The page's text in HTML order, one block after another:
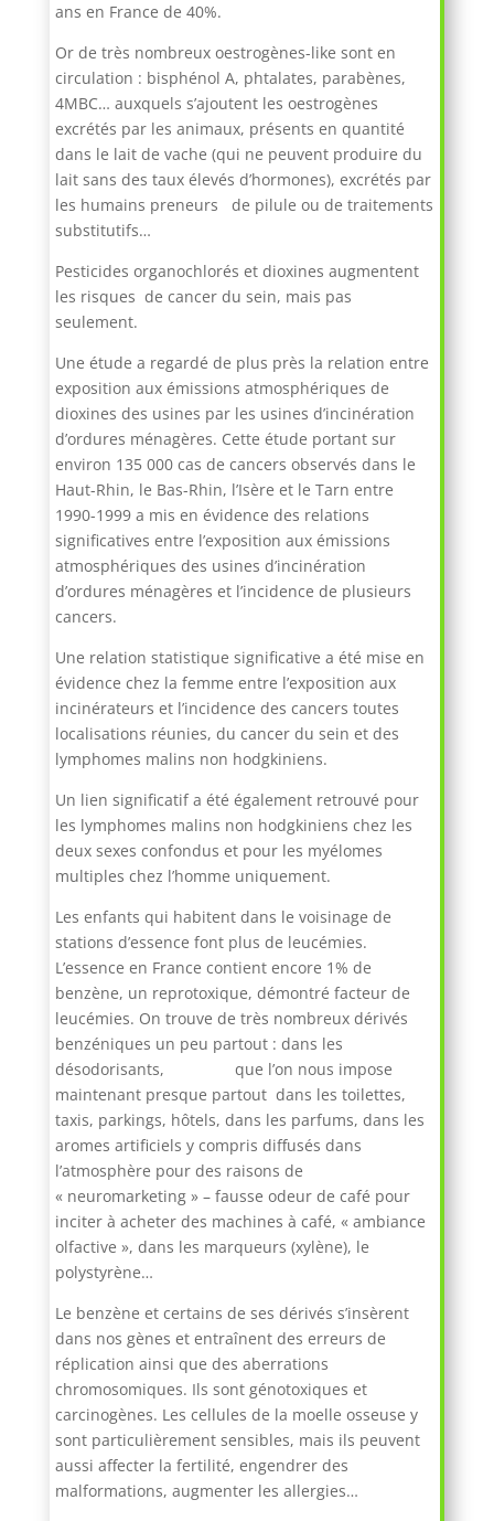
ans en France de 40%.
Or de très nombreux oestrogènes-like sont en
circulation : bisphénol A, phtalates, parabènes,
4MBC… auxquels s’ajoutent les oestrogènes
excrétés par les animaux, présents en quantité
dans le lait de vache (qui ne peuvent produire du
lait sans des taux élevés d’hormones), excrétés par
les humains preneurs de pilule ou de traitements
substitutifs…
Pesticides organochlorés et dioxines augmentent
les risques de cancer du sein, mais pas
seulement.
Une étude a regardé de plus près la relation entre
exposition aux émissions atmosphériques de
dioxines des usines par les usines d’incinération
d’ordures ménagères. Cette étude portant sur
environ 135 000 cas de cancers observés dans le
Haut-Rhin, le Bas-Rhin, l’Isère et le Tarn entre
1990-1999 a mis en évidence des relations
significatives entre l’exposition aux émissions
atmosphériques des usines d’incinération
d’ordures ménagères et l’incidence de plusieurs
cancers.
Une relation statistique significative a été mise en
évidence chez la femme entre l’exposition aux
incinérateurs et l’incidence des cancers toutes
localisations réunies, du cancer du sein et des
lymphomes malins non hodgkiniens.
Un lien significatif a été également retrouvé pour
les lymphomes malins non hodgkiniens chez les
deux sexes confondus et pour les myélomes
multiples chez l’homme uniquement.
Les enfants qui habitent dans le voisinage de
stations d’essence font plus de leucémies.
L’essence en France contient encore 1% de
benzène, un reprotoxique, démontré facteur de
leucémies. On trouve de très nombreux dérivés
benzéniques un peu partout : dans les
désodorisants, que l’on nous impose
maintenant presque partout dans les toilettes,
taxis, parkings, hôtels, dans les parfums, dans les
aromes artificiels y compris diffusés dans
l’atmosphère pour des raisons de
« neuromarketing » – fausse odeur de café pour
inciter à acheter des machines à café, « ambiance
olfactive », dans les marqueurs (xylène), le
polystyrène…
Le benzène et certains de ses dérivés s’insèrent
dans nos gènes et entraînent des erreurs de
réplication ainsi que des aberrations
chromosomiques. Ils sont génotoxiques et
carcinogènes. Les cellules de la moelle osseuse y
sont particulièrement sensibles, mais ils peuvent
aussi affecter la fertilité, engendrer des
malformations, augmenter les allergies…